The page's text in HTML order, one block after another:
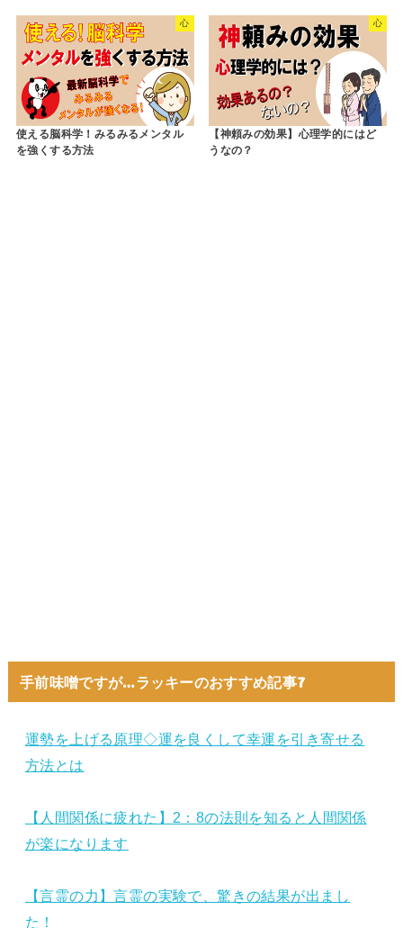
心
使える脳科学！みるみるメンタル
を強くする方法
心
【神頼みの効果】心理学的にはど
うなの？
手前味噌ですが…ラッキーのおすすめ記事7
運勢を上げる原理◇運を良くして幸運を引き寄せる
方法とは
【人間関係に疲れた】2：8の法則を知ると人間関係
が楽になります
【言霊の力】言霊の実験で、驚きの結果が出まし
た！